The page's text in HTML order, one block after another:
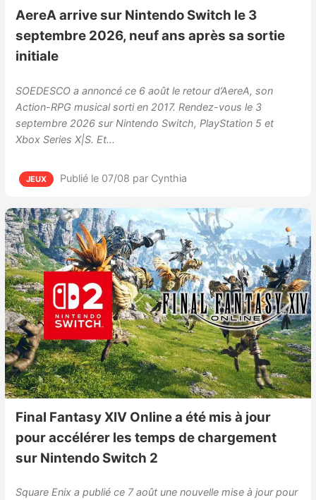
AereA arrive sur Nintendo Switch le 3
septembre 2026, neuf ans après sa sortie
initiale
SOEDESCO a annoncé ce 6 août le retour d’AereA, son
Action-RPG musical sorti en 2017. Rendez-vous le 3
septembre 2026 sur Nintendo Switch, PlayStation 5 et
Xbox Series X|S. Et…
JEUX Publié le 07/08 par Cynthia
Final Fantasy XIV Online a été mis à jour
pour accélérer les temps de chargement
sur Nintendo Switch 2
Square Enix a publié ce 7 août une nouvelle mise à jour pour